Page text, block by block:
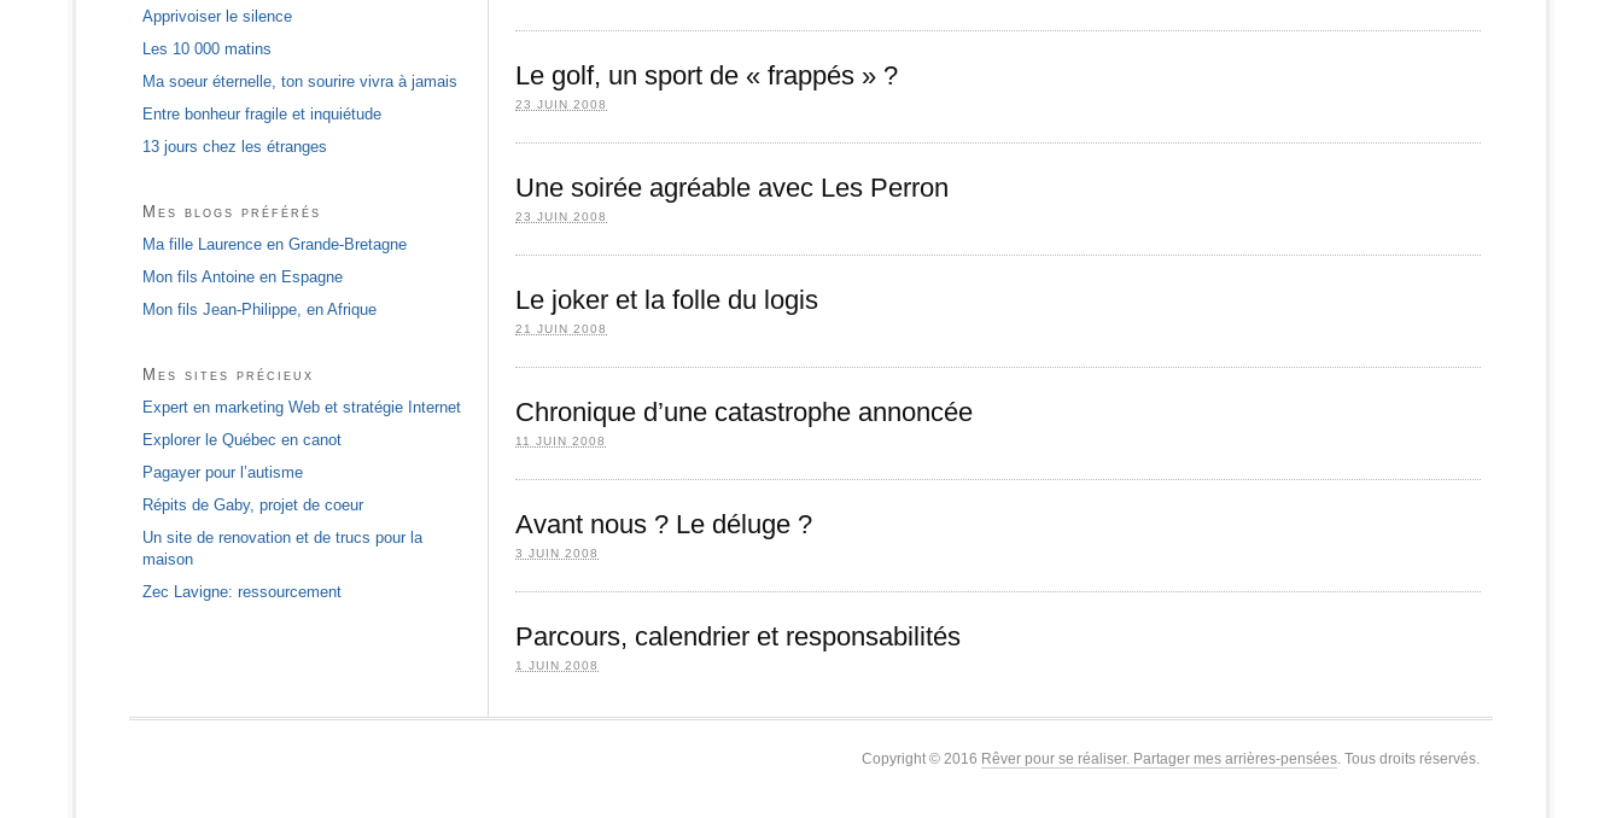
Le golf, un sport de « frappés » ?
23 JUIN 2008
Une soirée agréable avec Les Perron
23 JUIN 2008
Le joker et la folle du logis
21 JUIN 2008
Chronique d’une catastrophe annoncée
11 JUIN 2008
Avant nous ? Le déluge ?
3 JUIN 2008
Parcours, calendrier et responsabilités
1 JUIN 2008
Apprivoiser le silence
Les 10 000 matins
Ma soeur éternelle, ton sourire vivra à jamais
Entre bonheur fragile et inquiétude
13 jours chez les étranges
Mes blogs préférés
Ma fille Laurence en Grande-Bretagne
Mon fils Antoine en Espagne
Mon fils Jean-Philippe, en Afrique
Mes sites précieux
Expert en marketing Web et stratégie Internet
Explorer le Québec en canot
Pagayer pour l’autisme
Répits de Gaby, projet de coeur
Un site de renovation et de trucs pour la
maison
Zec Lavigne: ressourcement
Copyright © 2016 Rêver pour se réaliser. Partager mes arrières-pensées. Tous droits réservés.